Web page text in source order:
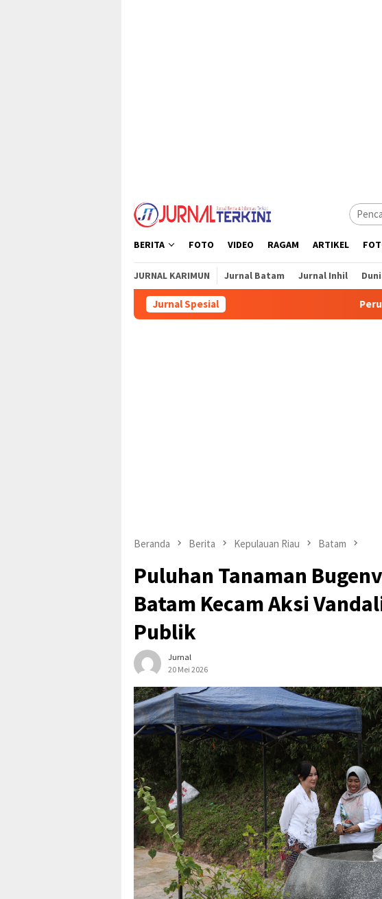
BERITA FOTO VIDEO RAGAM ARTIKEL
JURNAL KARIMUN Jurnal Batam Jurnal Inhil
Jurnal Spesial Perumda Tirta
Beranda Berita Kepulauan Riau Batam
Puluhan Tanaman
Batam Kecam Aksi
Publik
Jurnal
20 Mei 2026